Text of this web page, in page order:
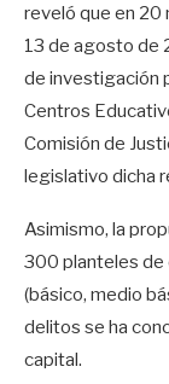
reveló que en 20
13 de agosto de
de investigación
Centros
Comisión de
legislativo dicha
Asimismo, la
300 planteles de
(básico, medio
delitos se ha
capital.